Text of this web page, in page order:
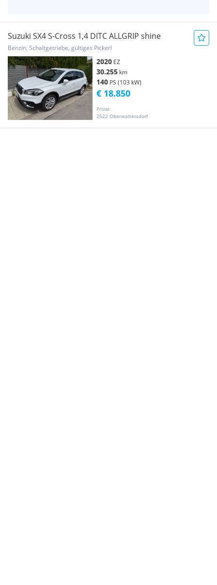
Suzuki SX4 S-Cross 1,4 DITC ALLGRIP shine
Benzin, Schaltgetriebe, gültiges Pickerl
2020 EZ
30.255 km
140 PS (103 kW)
Privat
2522 Oberwaltersdorf
€ 18.850